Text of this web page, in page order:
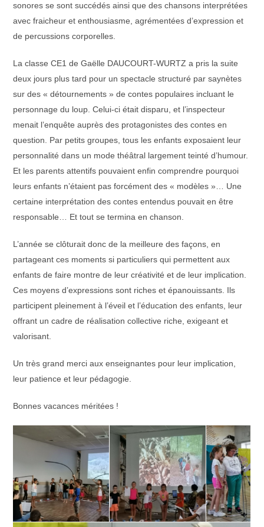
sonores se sont succédés ainsi que des chansons interprétées
avec fraicheur et enthousiasme, agrémentées d’expression et
de percussions corporelles.
La classe CE1 de Gaëlle DAUCOURT-WURTZ a pris la suite
deux jours plus tard pour un spectacle structuré par saynètes
sur des « détournements » de contes populaires incluant le
personnage du loup. Celui-ci était disparu, et l’inspecteur
menait l’enquête auprès des protagonistes des contes en
question. Par petits groupes, tous les enfants exposaient leur
personnalité dans un mode théâtral largement teinté d’humour.
Et les parents attentifs pouvaient enfin comprendre pourquoi
leurs enfants n’étaient pas forcément des « modèles »… Une
certaine interprétation des contes entendus pouvait en être
responsable… Et tout se termina en chanson.
L’année se clôturait donc de la meilleure des façons, en
partageant ces moments si particuliers qui permettent aux
enfants de faire montre de leur créativité et de leur implication.
Ces moyens d’expressions sont riches et épanouissants. Ils
participent pleinement à l’éveil et l’éducation des enfants, leur
offrant un cadre de réalisation collective riche, exigeant et
valorisant.
Un très grand merci aux enseignantes pour leur implication,
leur patience et leur pédagogie.
Bonnes vacances méritées !